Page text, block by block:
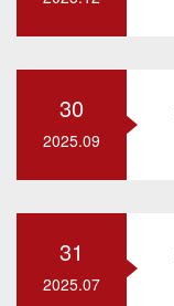
30
2025.09
31
2025.07